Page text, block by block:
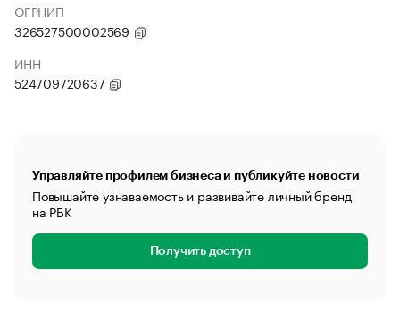
ОГРНИП
326527500002569
ИНН
524709720637
Управляйте профилем бизнеса и публикуйте новости
Повышайте узнаваемость и развивайте личный бренд
на РБК
Получить доступ